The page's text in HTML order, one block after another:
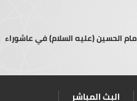
الحسين (عليه السلام) في عاشوراء
البث المباشر